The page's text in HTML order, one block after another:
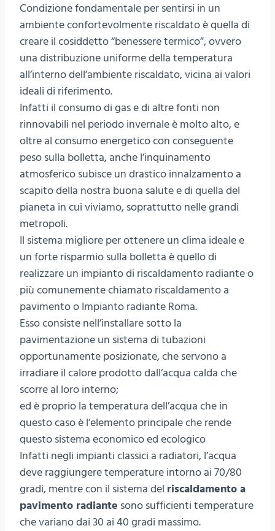
Condizione fondamentale per sentirsi in un
ambiente confortevolmente riscaldato è quella di
creare il cosiddetto “benessere termico”, ovvero
una distribuzione uniforme della temperatura
all’interno dell’ambiente riscaldato, vicina ai valori
ideali di riferimento.
Infatti il consumo di gas e di altre fonti non
rinnovabili nel periodo invernale è molto alto, e
oltre al consumo energetico con conseguente
peso sulla bolletta, anche l’inquinamento
atmosferico subisce un drastico innalzamento a
scapito della nostra buona salute e di quella del
pianeta in cui viviamo, soprattutto nelle grandi
metropoli.
Il sistema migliore per ottenere un clima ideale e
un forte risparmio sulla bolletta è quello di
realizzare un impianto di riscaldamento radiante o
più comunemente chiamato riscaldamento a
pavimento o Impianto radiante Roma.
Esso consiste nell’installare sotto la
pavimentazione un sistema di tubazioni
opportunamente posizionate, che servono a
irradiare il calore prodotto dall’acqua calda che
scorre al loro interno;
ed è proprio la temperatura dell’acqua che in
questo caso è l’elemento principale che rende
questo sistema economico ed ecologico
Infatti negli impianti classici a radiatori, l’acqua
deve raggiungere temperature intorno ai 70/80
gradi, mentre con il sistema del riscaldamento a
pavimento radiante sono sufficienti temperature
che variano dai 30 ai 40 gradi massimo.